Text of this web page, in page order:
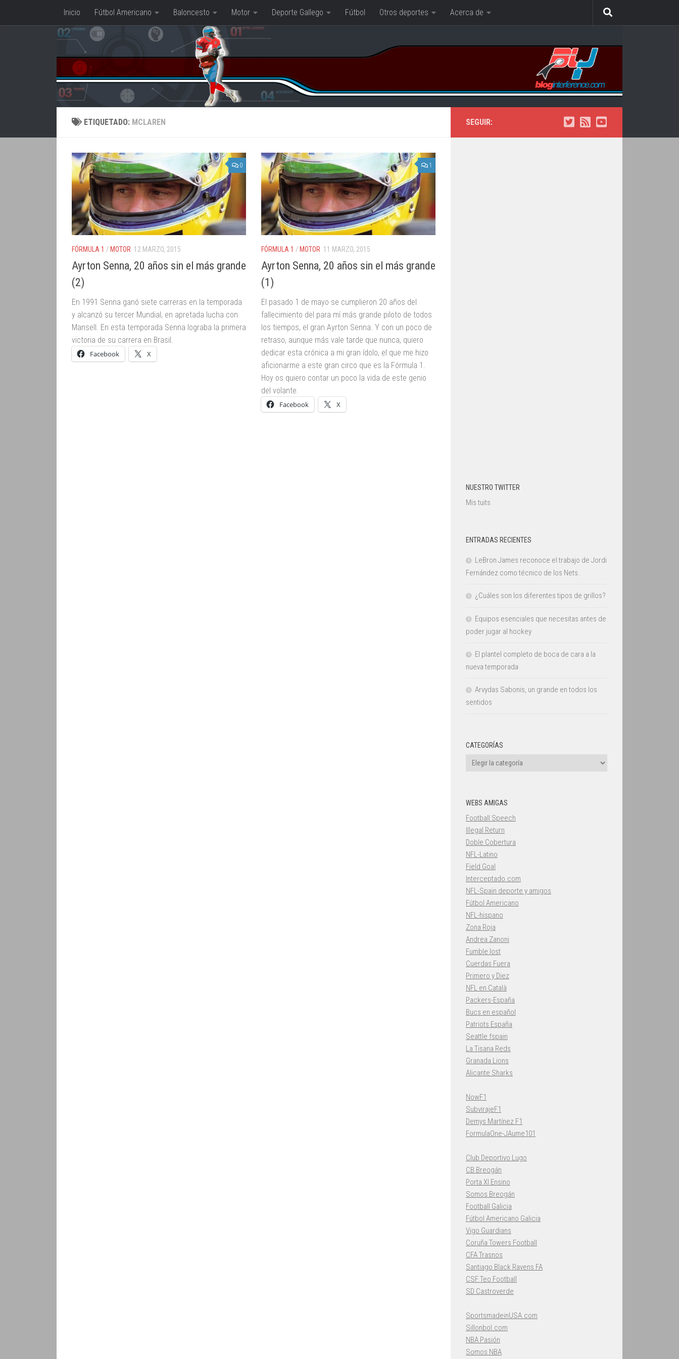
Saltar al contenido
Inicio Fútbol Americano Baloncesto Motor Deporte Gallego Fútbol Otros deportes Acerca de
ETIQUETADO: MCLAREN
0
FÓRMULA 1 / MOTOR 12 MARZO, 2015
Ayrton Senna, 20 años sin el más grande
(2)
En 1991 Senna ganó siete carreras en la temporada
y alcanzó su tercer Mundial, en apretada lucha con
Mansell. En esta temporada Senna lograba la primera
victoria de su carrera en Brasil.
Facebook X
1
FÓRMULA 1 / MOTOR 11 MARZO, 2015
Ayrton Senna, 20 años sin el más grande
(1)
El pasado 1 de mayo se cumplieron 20 años del
fallecimiento del para mí más grande piloto de todos
los tiempos, el gran Ayrton Senna. Y con un poco de
retraso, aunque más vale tarde que nunca, quiero
dedicar esta crónica a mi gran ídolo, el que me hizo
aficionarme a este gran circo que es la Fórmula 1.
Hoy os quiero contar un poco la vida de este genio
del volante.
Facebook X
SEGUIR:
NUESTRO TWITTER
Mis tuits
ENTRADAS RECIENTES
LeBron James reconoce el trabajo de Jordi
Fernández como técnico de los Nets.
¿Cuáles son los diferentes tipos de grillos?
Equipos esenciales que necesitas antes de
poder jugar al hockey
El plantel completo de boca de cara a la
nueva temporada
Arvydas Sabonis, un grande en todos los
sentidos
CATEGORÍAS
Categorías
WEBS AMIGAS
Football Speech
Illegal Return
Doble Cobertura
NFL-Latino
Field Goal
Interceptado.com
NFL-Spain deporte y amigos
Fútbol Americano
NFL-hispano
Zona Roja
Andrea Zanoni
Fumble lost
Cuerdas Fuera
Primero y Diez
NFL en Català
Packers-España
Bucs en español
Patriots España
Seattle fspain
La Tisana Reds
Granada Lions
Alicante Sharks
NowF1
SubvirajeF1
Demys Martínez F1
FormulaOne-JAume101
Club Deportivo Lugo
CB Breogán
Porta XI Ensino
Somos Breogán
Football Galicia
Fútbol Americano Galicia
Vigo Guardians
Coruña Towers Football
CFA Trasnos
Santiago Black Ravens FA
CSF Teo Football
SD Castroverde
SportsmadeinUSA.com
Sillonbol.com
NBA Pasión
Somos NBA